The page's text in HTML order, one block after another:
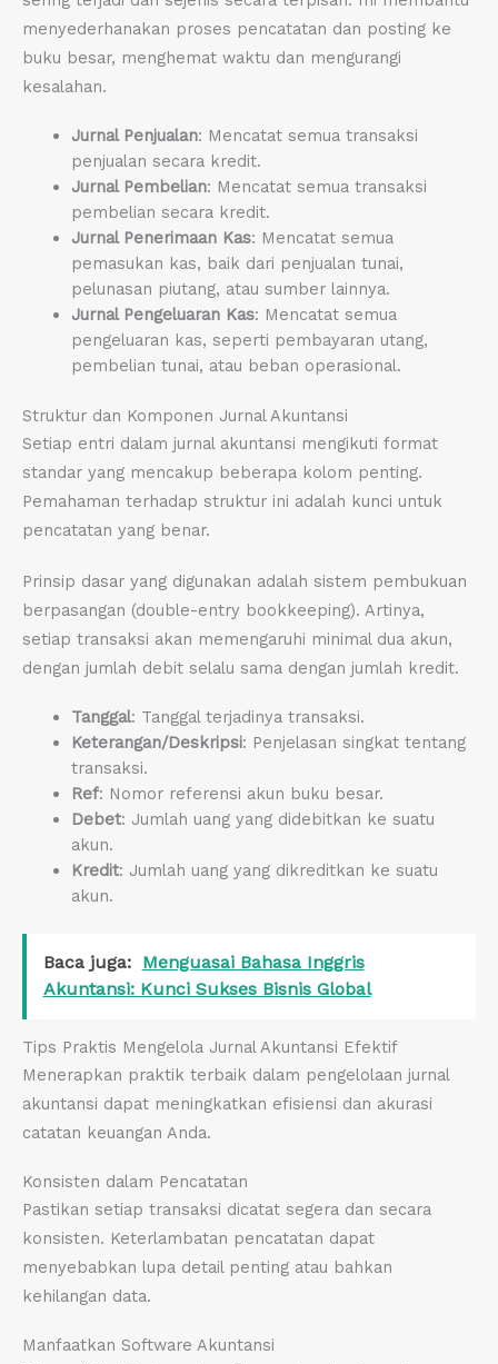
menyederhanakan proses pencatatan dan posting ke
buku besar, menghemat waktu dan mengurangi
kesalahan.
Jurnal Penjualan: Mencatat semua transaksi
penjualan secara kredit.
Jurnal Pembelian: Mencatat semua transaksi
pembelian secara kredit.
Jurnal Penerimaan Kas: Mencatat semua
pemasukan kas, baik dari penjualan tunai,
pelunasan piutang, atau sumber lainnya.
Jurnal Pengeluaran Kas: Mencatat semua
pengeluaran kas, seperti pembayaran utang,
pembelian tunai, atau beban operasional.
Struktur dan Komponen Jurnal Akuntansi
Setiap entri dalam jurnal akuntansi mengikuti format
standar yang mencakup beberapa kolom penting.
Pemahaman terhadap struktur ini adalah kunci untuk
pencatatan yang benar.
Prinsip dasar yang digunakan adalah sistem pembukuan
berpasangan (double-entry bookkeeping). Artinya,
setiap transaksi akan memengaruhi minimal dua akun,
dengan jumlah debit selalu sama dengan jumlah kredit.
Tanggal: Tanggal terjadinya transaksi.
Keterangan/Deskripsi: Penjelasan singkat tentang
transaksi.
Ref: Nomor referensi akun buku besar.
Debet: Jumlah uang yang didebitkan ke suatu
akun.
Kredit: Jumlah uang yang dikreditkan ke suatu
akun.
Baca juga:
Menguasai Bahasa Inggris
Akuntansi: Kunci Sukses Bisnis Global
Tips Praktis Mengelola Jurnal Akuntansi Efektif
Menerapkan praktik terbaik dalam pengelolaan jurnal
akuntansi dapat meningkatkan efisiensi dan akurasi
catatan keuangan Anda.
Konsisten dalam Pencatatan
Pastikan setiap transaksi dicatat segera dan secara
konsisten. Keterlambatan pencatatan dapat
menyebabkan lupa detail penting atau bahkan
kehilangan data.
Manfaatkan Software Akuntansi